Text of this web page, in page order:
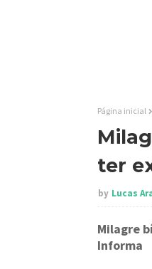
Página inicial
ter
by Lucas
Milagre
Informa